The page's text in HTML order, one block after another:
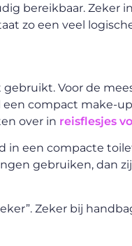
bereikbaar. Zeker
zo een veel
Voor de
compact make-
over in reisflesjes
in een compacte
gebruiken, dan
Zeker bij